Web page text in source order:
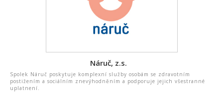
Náruč, z.s.
Spolek Náruč poskytuje komplexní služby osobám se zdravotním
postižením a sociálním znevýhodněním a podporuje jejich všestranné
uplatnení.